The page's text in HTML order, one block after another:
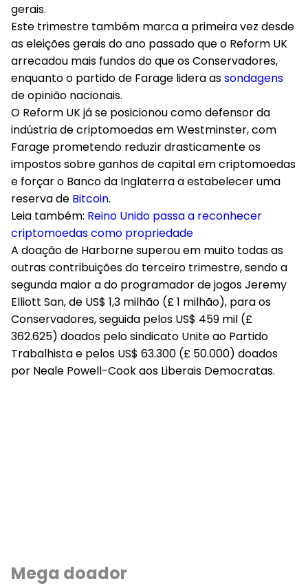
gerais.
Este trimestre também marca a primeira vez desde
as eleições gerais do ano passado que o Reform UK
arrecadou mais fundos do que os Conservadores,
enquanto o partido de Farage lidera assondagens
de opinião nacionais.
O Reform UK já se posicionou comodefensor da
indústria de criptomoedasem Westminster, com
Farage prometendo reduzir drasticamente os
impostossobre ganhos de capital em criptomoedas
e forçar o Banco da Inglaterra a estabelecer uma
reserva de Bitcoin.
Leia também: Reino Unido passa a reconhecer
criptomoedas como propriedade
A doação de Harborne superou em muito todas as
outras contribuições do terceiro trimestre, sendo a
segunda maior a do programador de jogos Jeremy
Elliott San, de US$ 1,3 milhão (£ 1 milhão), para os
Conservadores, seguida pelos US$ 459 mil (£
362.625) doados pelo sindicato Unite ao Partido
Trabalhista e pelos US$ 63.300 (£ 50.000) doados
por Neale Powell-Cook aos Liberais Democratas.
Mega doador